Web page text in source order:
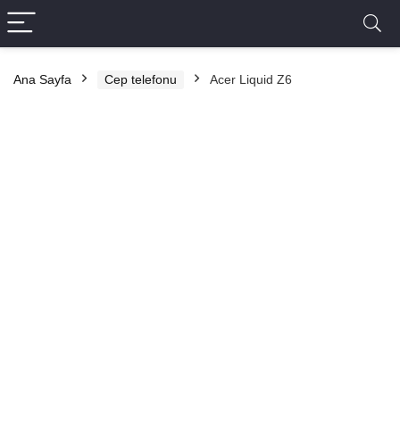
Ana Sayfa Cep telefonu Acer Liquid Z6